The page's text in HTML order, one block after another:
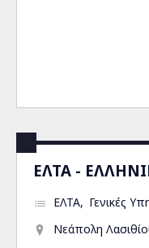
ΕΛΤΑ -
ΕΛΤΑ
Γενικές
Νεάπολη